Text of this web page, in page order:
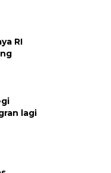
RI
lagi